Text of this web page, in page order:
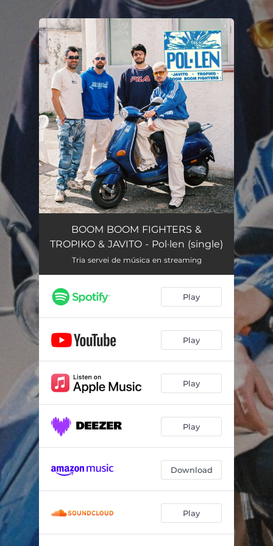
You're all set!
BOOM BOOM FIGHTERS &
TROPIKO & JAVITO - Pol·len (single)
Tria servei de música en streaming
Play
Play
Play
Play
Download
Play